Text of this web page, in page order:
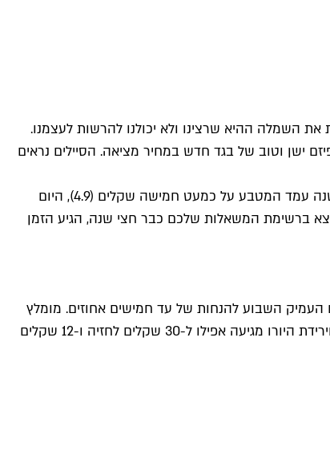
השמלה ההיא שרצינו ולא יכולנו להרשות לעצמנו.
ישן וטוב של בגד חדש במחיר מציאה. הסיילים נראים
הירידות בשער היורו הביאו לכך שמחירם של פריטים מסוימים הוזל בתרגום למטבע שלנו בעשרות ואפילו במאות שקלים. אם בתחילת השנה עמד המטבע על כמעט חמישה שקלים (4.9), היום
כך שאם יש פריט מסוים שנמצא ברשימת המשאלות שלכם כבר חצי שנה, הגיע הזמן
העמיק השבוע להנחות של עד חמישים אחוזים. מומלץ
להיזהר מבדים סינטטיים שפופלריים באתר שמייצר בעיקר עבור הקיץ באירופה, ומומלץ גם להתמקד בהלבשה התחתונה, שעם ההנחות וירידת היורו מגיעה אפילו ל-30 שקלים לחזיה ו-12 שקלים